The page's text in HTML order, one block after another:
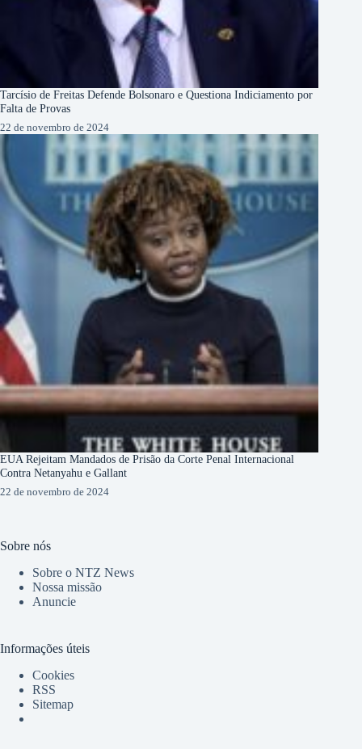
Tarcísio de Freitas Defende Bolsonaro e Questiona Indiciamento por
Falta de Provas
22 de novembro de 2024
EUA Rejeitam Mandados de Prisão da Corte Penal Internacional
Contra Netanyahu e Gallant
22 de novembro de 2024
Sobre nós
Sobre o NTZ News
Nossa missão
Anuncie
Informações úteis
Cookies
RSS
Sitemap